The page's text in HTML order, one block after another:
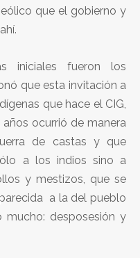
que el gobierno y
iniciales fueron los
que esta invitación a
que hace el CIG,
ocurrió de manera
de castas y que
a los indios sino a
y mestizos, que se
a la del pueblo
desposesión y